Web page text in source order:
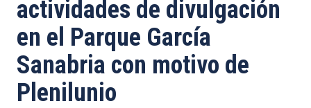
actividades de divulgación
en el Parque García
Sanabria con motivo de
Plenilunio